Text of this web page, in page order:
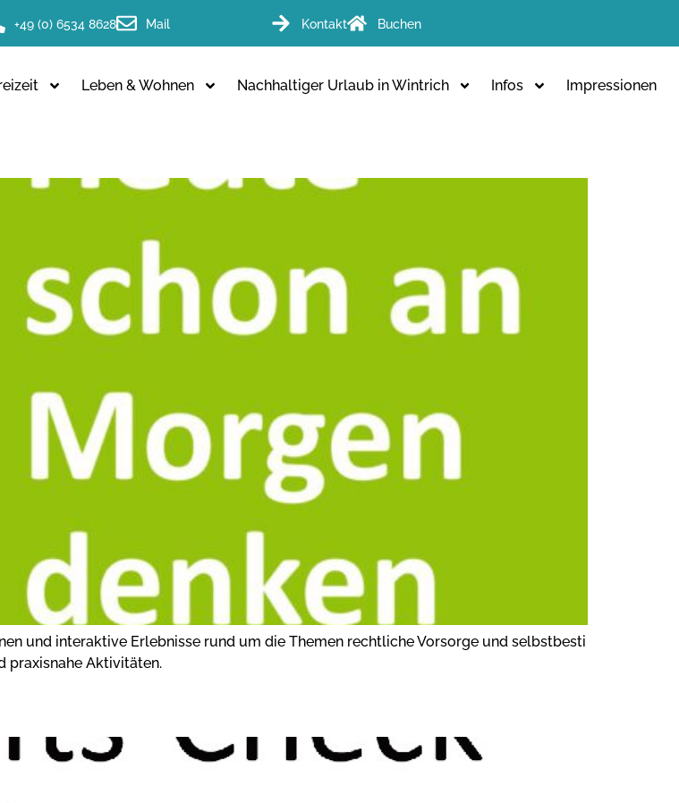
+49 (0) 6534 8628 Mail Kontakt Buchen
Leben & Wohnen Nachhaltiger Urlaub in Wintrich Infos Impressionen
und interaktive Erlebnisse rund um die Themen rechtliche Vorsorge und selbstbesti
praxisnahe Aktivitäten.